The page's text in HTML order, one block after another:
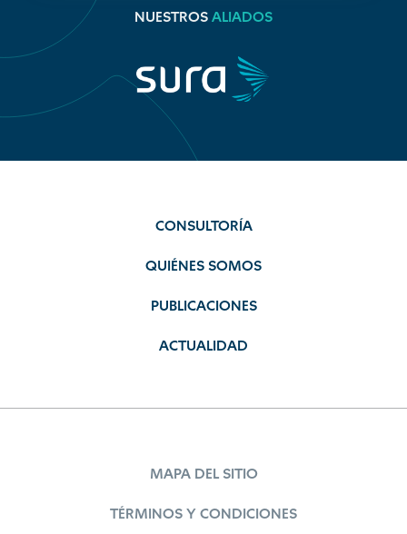
NUESTROS ALIADOS
CONSULTORÍA
QUIÉNES SOMOS
PUBLICACIONES
ACTUALIDAD
MAPA DEL SITIO
TÉRMINOS Y CONDICIONES